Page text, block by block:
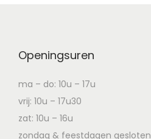
Openingsuren
ma – do: 10u – 17u
vrij: 10u – 17u30
zat: 10u – 16u
zondag & feestdagen gesloten